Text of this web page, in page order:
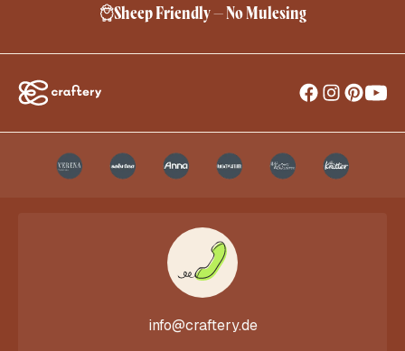
Sheep Friendly – No Mulesing
info@craftery.de